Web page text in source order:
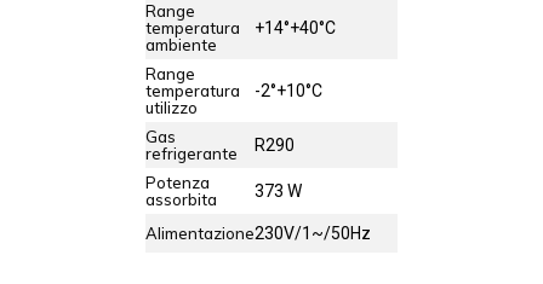
Range
temperatura
ambiente
+14°+40°C
Range
temperatura
utilizzo
-2°+10°C
Gas
refrigerante
R290
Potenza
assorbita
373 W
Alimentazione230V/1~/50Hz